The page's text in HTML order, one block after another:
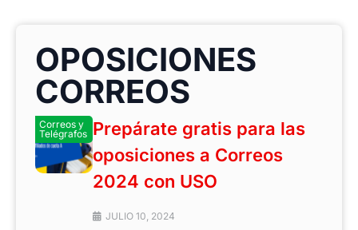
OPOSICIONES
CORREOS
Correos y
Telégrafos Prepárate gratis para las
oposiciones a Correos
2024 con USO
JULIO 10, 2024